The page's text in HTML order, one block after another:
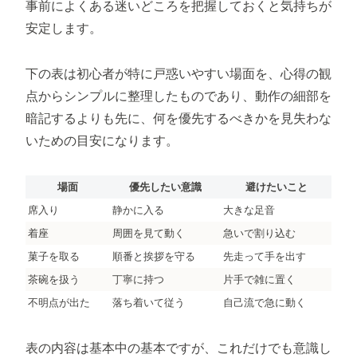
事前によくある迷いどころを把握しておくと気持ちが
安定します。
下の表は初心者が特に戸惑いやすい場面を、心得の観
点からシンプルに整理したものであり、動作の細部を
暗記するよりも先に、何を優先するべきかを見失わな
いための目安になります。
場面 優先したい意識
避けたいこと
席入り
静かに入る
大きな足音
着座
周囲を見て動く
急いで割り込む
菓子を取る
順番と挨拶を守る
先走って手を出す
茶碗を扱う
丁寧に持つ
片手で雑に置く
不明点が出た
落ち着いて従う 自己流で急に動く
表の内容は基本中の基本ですが、これだけでも意識し